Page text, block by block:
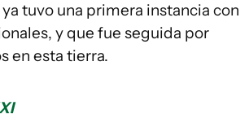
tuvo una primera instancia con
y que fue seguida por
en esta tierra.